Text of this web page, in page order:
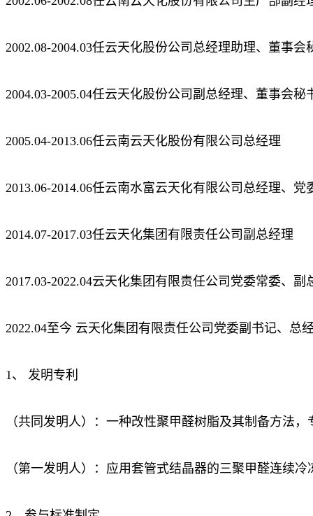
2002.08-2004.03任云天化股份公司总经理助理、董事会
2004.03-2005.04任云天化股份公司副总经理、董事会秘
2005.04-2013.06任云南云天化股份有限公司总经理
2013.06-2014.06任云南水富云天化有限公司总经理、党
2014.07-2017.03任云天化集团有限责任公司副总经理
2017.03-2022.04云天化集团有限责任公司党委常委、副
2022.04至今 云天化集团有限责任公司党委副书记、总
1、 发明专利
（共同发明人）：一种改性聚甲醛树脂及其制备方法，
（第一发明人）：应用套管式结晶器的三聚甲醛连续